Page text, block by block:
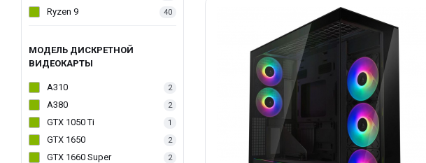
Ryzen 9 40
МОДЕЛЬ ДИСКРЕТНОЙ
ВИДЕОКАРТЫ
A310 2
A380 2
GTX 1050 Ti 1
GTX 1650 2
GTX 1660 Super 2